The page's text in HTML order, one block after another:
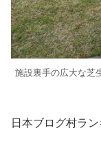
施設裏手の広大な芝
日本ブログ村ラ